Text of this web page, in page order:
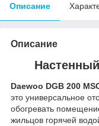
Описание
Описание
Daewoo DGB 200
это универсальное
обогревать
жильцов горячей